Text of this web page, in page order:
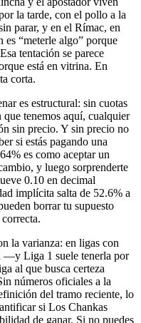
la tarde, con el pollo a la
parar, y en el Rímac, en
“meterle algo” porque
tentación se parece
está en vitrina. En
corta.
es estructural: sin cuotas
tenemos aquí, cualquier
sin precio. Y sin precio no
si estás pagando una
es como aceptar un
y luego sorprenderte
0.10 en decimal
implícita salta de 52.6% a
borrar tu supuesto
la varianza: en ligas con
—y Liga 1 suele tenerla por
al que busca certeza
números oficiales a la
del tramo reciente, lo
si Los Chankas
de ganar. Si no puedes